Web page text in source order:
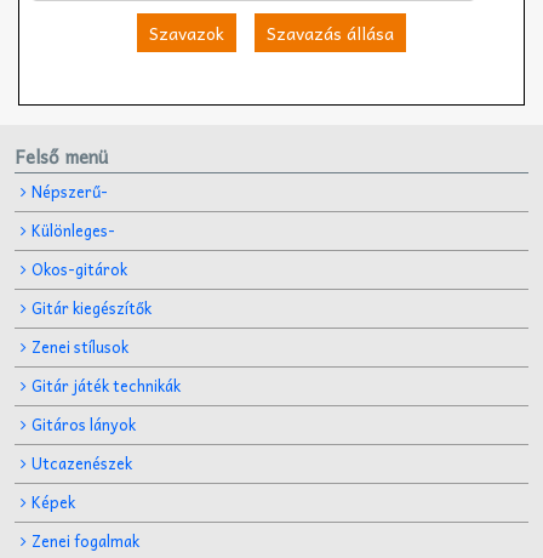
Szavazok Szavazás állása
Felső menü
Népszerű-
Különleges-
Okos-gitárok
Gitár kiegészítők
Zenei stílusok
Gitár játék technikák
Gitáros lányok
Utcazenészek
Képek
Zenei fogalmak